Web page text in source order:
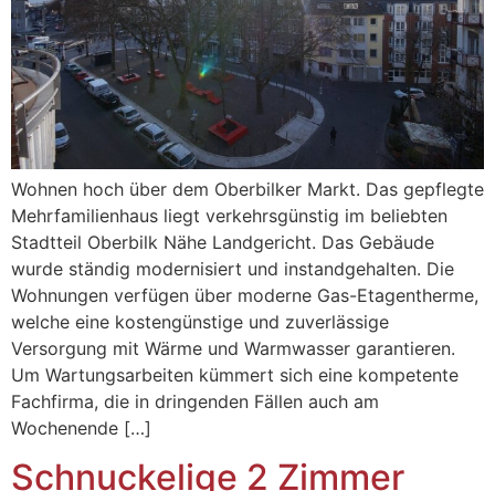
Wohnen hoch über dem Oberbilker Markt. Das gepflegte
Mehrfamilienhaus liegt verkehrsgünstig im beliebten
Stadtteil Oberbilk Nähe Landgericht. Das Gebäude
wurde ständig modernisiert und instandgehalten. Die
Wohnungen verfügen über moderne Gas-Etagentherme,
welche eine kostengünstige und zuverlässige
Versorgung mit Wärme und Warmwasser garantieren.
Um Wartungsarbeiten kümmert sich eine kompetente
Fachfirma, die in dringenden Fällen auch am
Wochenende […]
Schnuckelige 2 Zimmer